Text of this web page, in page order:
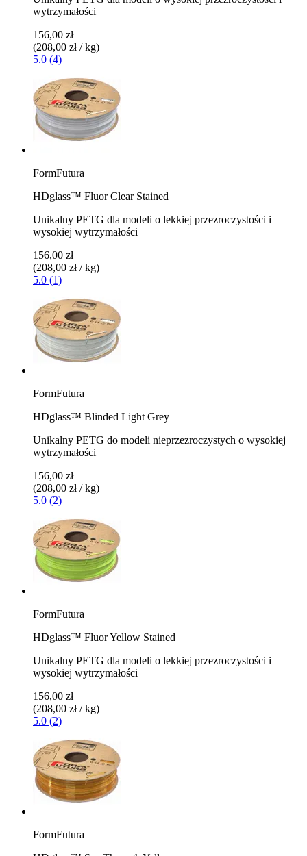
wytrzymałości
156,00 zł
(208,00 zł / kg)
5.0 (4)
FormFutura
HDglass™ Fluor Clear Stained
Unikalny PETG dla modeli o lekkiej przezroczystości i
wysokiej wytrzymałości
156,00 zł
(208,00 zł / kg)
5.0 (1)
FormFutura
HDglass™ Blinded Light Grey
Unikalny PETG do modeli nieprzezroczystych o wysokiej
wytrzymałości
156,00 zł
(208,00 zł / kg)
5.0 (2)
FormFutura
HDglass™ Fluor Yellow Stained
Unikalny PETG dla modeli o lekkiej przezroczystości i
wysokiej wytrzymałości
156,00 zł
(208,00 zł / kg)
5.0 (2)
FormFutura